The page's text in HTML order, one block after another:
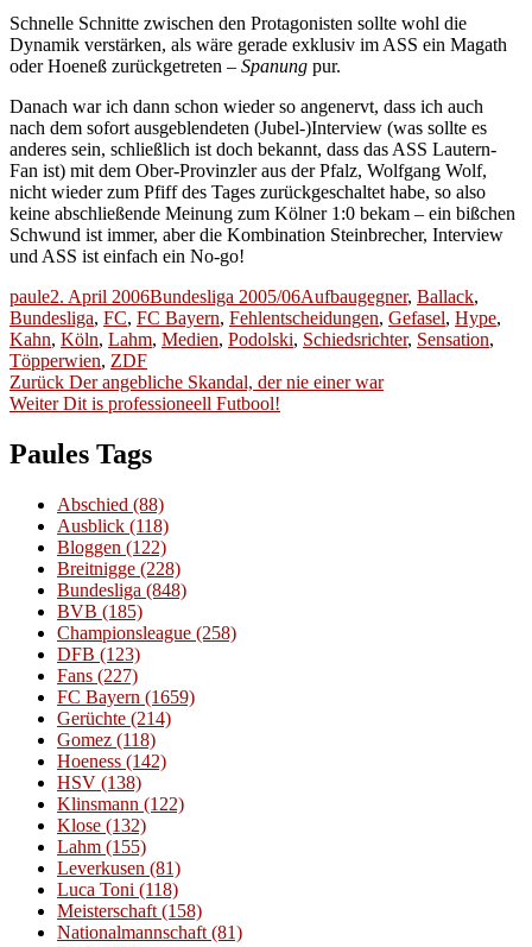
Schnelle Schnitte zwischen den Protagonisten sollte wohl die
Dynamik verstärken, als wäre gerade exklusiv im ASS ein Magath
oder Hoeneß zurückgetreten – Spanung pur.
Danach war ich dann schon wieder so angenervt, dass ich auch
nach dem sofort ausgeblendeten (Jubel-)Interview (was sollte es
anderes sein, schließlich ist doch bekannt, dass das ASS Lautern-
Fan ist) mit dem Ober-Provinzler aus der Pfalz, Wolfgang Wolf,
nicht wieder zum Pfiff des Tages zurückgeschaltet habe, so also
keine abschließende Meinung zum Kölner 1:0 bekam – ein bißchen
Schwund ist immer, aber die Kombination Steinbrecher, Interview
und ASS ist einfach ein No-go!
Autor
pauleVeröffentlicht
am
2. April 2006Kategorien
Bundesliga 2005/06Schlagwörter
Aufbaugegner, Ballack,
Bundesliga, FC, FC Bayern, Fehlentscheidungen, Gefasel, Hype,
Kahn, Köln, Lahm, Medien, Podolski, Schiedsrichter, Sensation,
Töpperwien, ZDF
Beitragsnavigation
Zurück Vorheriger
Beitrag:
Der angebliche Skandal, der nie einer war
Weiter Nächster
Dit is professioneell Futbool!
Paules Tags
Abschied (88)
Ausblick (118)
Bloggen (122)
Breitnigge (228)
Bundesliga (848)
BVB (185)
Championsleague (258)
DFB (123)
Fans (227)
FC Bayern (1659)
Gerüchte (214)
Gomez (118)
Hoeness (142)
HSV (138)
Klinsmann (122)
Klose (132)
Lahm (155)
Leverkusen (81)
Luca Toni (118)
Meisterschaft (158)
Nationalmannschaft (81)